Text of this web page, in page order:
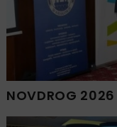
NOVDROG 2026